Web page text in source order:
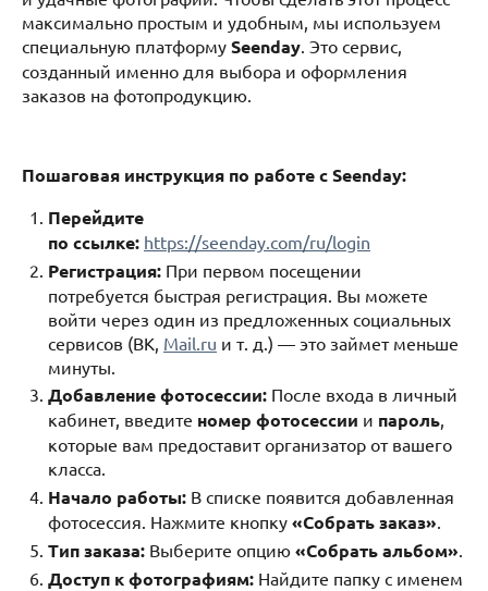
максимально простым и удобным, мы используем
специальную платформу Seenday . Это сервис,
созданный именно для выбора и оформления
заказов на фотопродукцию.
Пошаговая инструкция по работе с Seenday:
Перейдите
по ссылке: https://seenday.com/ru/login
Регистрация: При первом посещении
потребуется быстрая регистрация. Вы можете
войти через один из предложенных социальных
сервисов (ВК, Mail.ru и т. д.) — это займет меньше
минуты.
Добавление фотосессии: После входа в личный
кабинет, введите номер фотосессии и пароль,
которые вам предоставит организатор от вашего
класса.
Начало работы: В списке появится добавленная
фотосессия. Нажмите кнопку «Собрать заказ»
Тип заказа: Выберите опцию «Собрать альбом»
Доступ к фотографиям: Найдите папку с именем